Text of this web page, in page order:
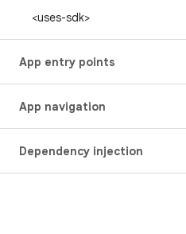
<uses-sdk>
App entry points
App navigation
Dependency injection
在 X 上关